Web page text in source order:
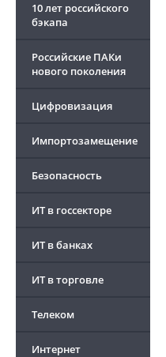
10 лет российского
бэкапа
Российские ПАКи
нового поколения
Цифровизация
Импортозамещение
Безопасность
ИТ в госсекторе
ИТ в банках
ИТ в торговле
Телеком
Интернет